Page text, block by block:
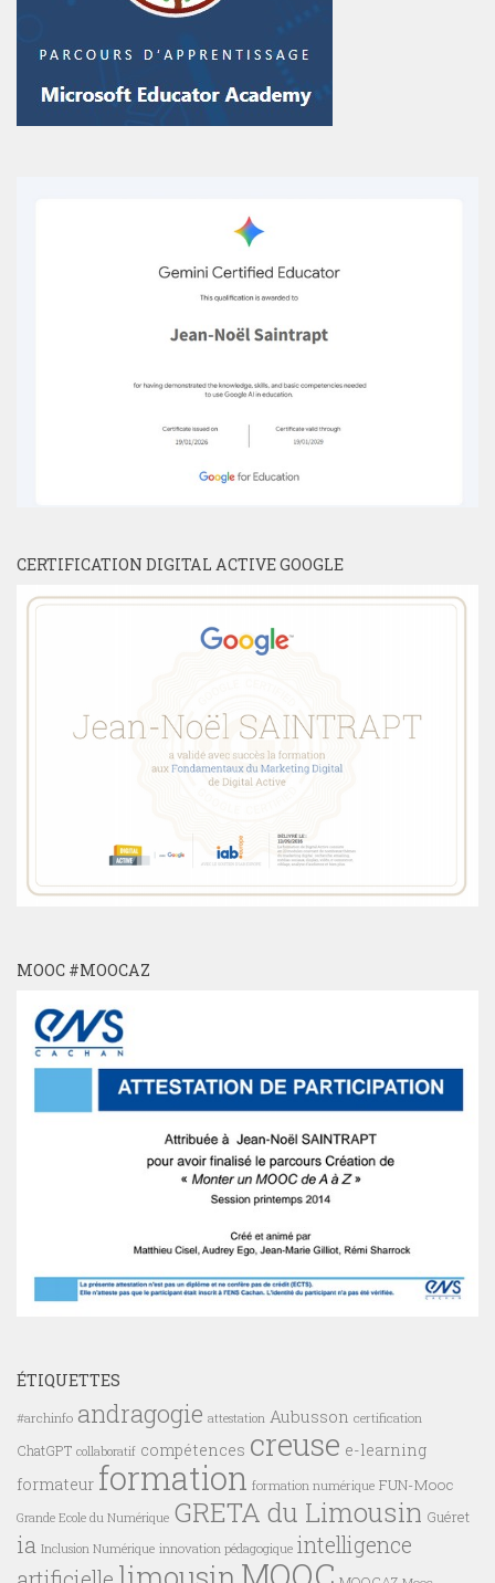
CERTIFICATION DIGITAL ACTIVE GOOGLE
MOOC #MOOCAZ
ÉTIQUETTES
#archinfo andragogie attestation Aubusson certification
ChatGPT collaboratif compétences creuse e-learning
formateur formation formation numérique FUN-Mooc
Grande Ecole du Numérique GRETA du Limousin Guéret
ia Inclusion Numérique innovation pédagogique intelligence